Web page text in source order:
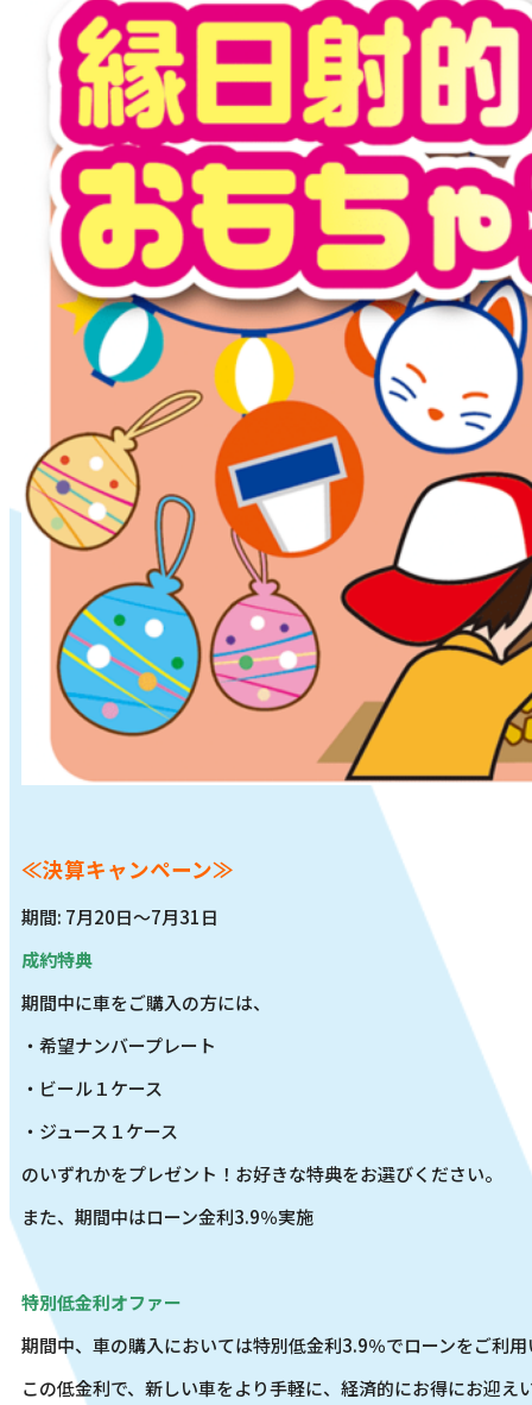
≪決算キャンペーン≫
期間: 7月20日～7月31日
成約特典
期間中に車をご購入の方には、
・希望ナンバープレート
・ビール１ケース
・ジュース１ケース
のいずれかをプレゼント！お好きな特典をお選びください。
また、期間中はローン金利3.9％実施
特別低金利オファー
期間中、車の購入においては特別低金利3.9％でローンをご利
この低金利で、新しい車をより手軽に、経済的にお得にお迎え